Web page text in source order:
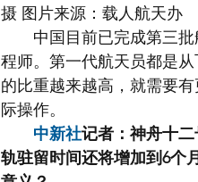
摄 图片来源：载人航天办
中国目前已完成第三批
程师。第一代航天员都是
的比重越来越高，就需要
际操作。
中新社记者：神舟十
轨驻留时间还将增加到6个